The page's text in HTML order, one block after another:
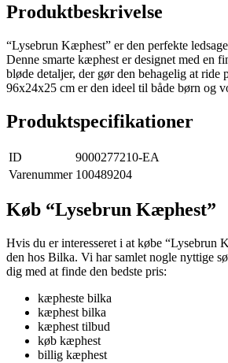
Produktbeskrivelse
“Lysebrun Kæphest” er den perfekte
Denne smarte kæphest er designet med en
bløde detaljer, der gør den behagelig at ride
96x24x25 cm er den ideel til både børn og
Produktspecifikationer
ID
9000277210-EA
Varenummer 100489204
Køb “Lysebrun Kæphest”
Hvis du er interesseret i at købe “Lysebrun
den hos Bilka. Vi har samlet nogle nyttige
dig med at finde den bedste pris:
kæpheste bilka
kæphest bilka
kæphest tilbud
køb kæphest
billig kæphest